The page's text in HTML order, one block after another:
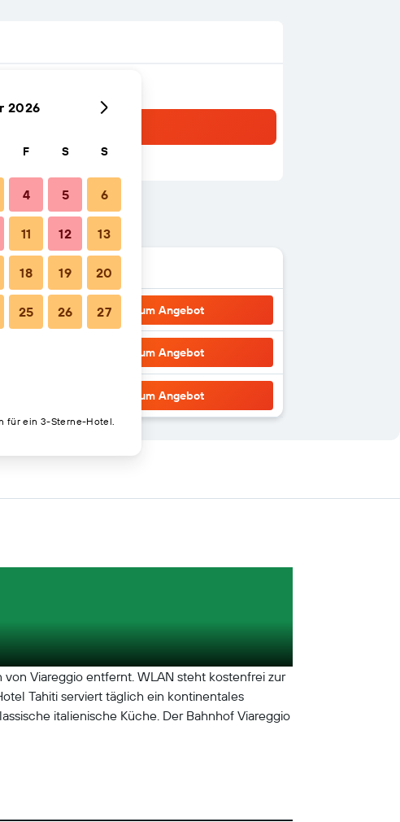
Zum Angebot
Zum Angebot
Zum Angebot
Viareggio entfernt. WLAN steht kostenfrei zur
Tahiti serviert täglich ein kontinentales
italienische Küche. Der Bahnhof Viareggio
2026
F S S
4 5 6
11 12 13
18 19 20
25 26 27
für ein 3-Sterne-Hotel.